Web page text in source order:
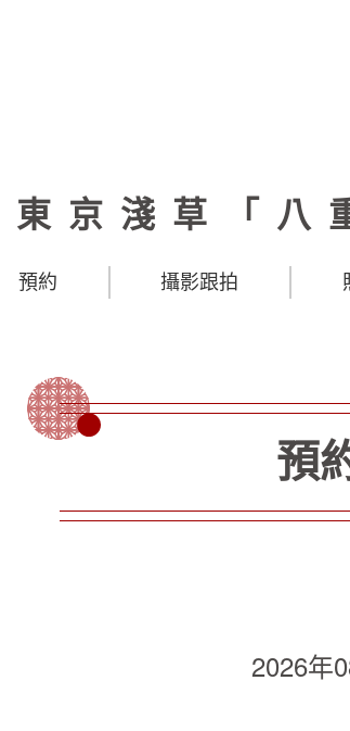
東京淺草「八
預約 攝影跟拍
預
2026年